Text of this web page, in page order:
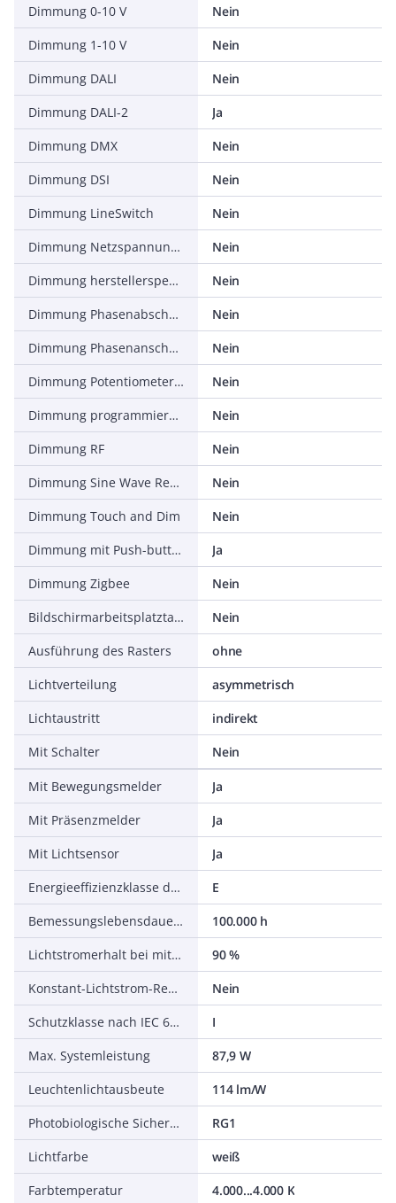
Dimmung 0-10 V
Nein
Dimmung 1-10 V
Nein
Dimmung DALI
Nein
Dimmung DALI-2
Ja
Dimmung DMX
Nein
Dimmung DSI
Nein
Dimmung LineSwitch
Nein
Dimmung Netzspannungsmodulation
Nein
Dimmung herstellerspezifisch
Nein
Dimmung Phasenabschnitt
Nein
Dimmung Phasenanschnitt
Nein
Dimmung Potentiometer (geräteintegriert)
Nein
Dimmung programmierbar
Nein
Dimmung RF
Nein
Dimmung Sine Wave Reduction
Nein
Dimmung Touch and Dim
Nein
Dimmung mit Push-button
Ja
Dimmung Zigbee
Nein
Bildschirmarbeitsplatztauglich nach EN 12464-1
Nein
Ausführung des Rasters
ohne
Lichtverteilung
asymmetrisch
Lichtaustritt
indirekt
Mit Schalter
Nein
Mit Bewegungsmelder
Ja
Mit Präsenzmelder
Ja
Mit Lichtsensor
Ja
Energieeffizienzklasse der Lichtquelle nach EU-Richtlinie 2019/2015
E
Bemessungslebensdauer L70/B50 bei 25 °C
100.000 h
Lichtstromerhalt bei mittl. Nutzungsdauer 50.000 h bei 25 °C Umgebungstemp.
90 %
Konstant-Lichtstrom-Regelung
Nein
Schutzklasse nach IEC 61140
I
Max. Systemleistung
87,9 W
Leuchtenlichtausbeute
114 lm/W
Photobiologische Sicherheit nach EN 62471
RG1
Lichtfarbe
weiß
Farbtemperatur
4.000...4.000 K